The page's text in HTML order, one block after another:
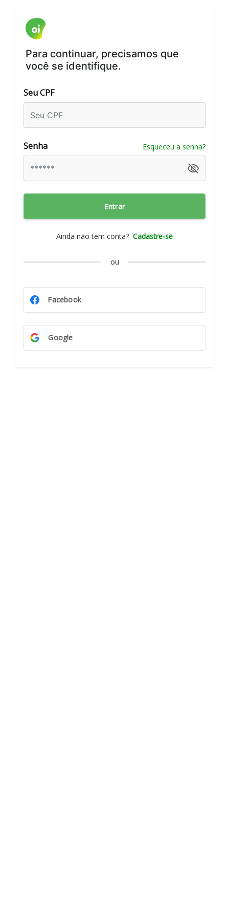
Para continuar, precisamos que
você se identifique.
Seu CPF
Senha Esqueceu a senha?
Entrar
Ainda não tem conta? Cadastre-se
ou
Facebook
Google